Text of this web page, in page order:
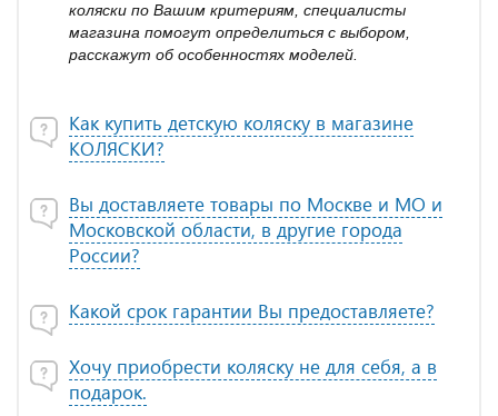
коляски по Вашим критериям, специалисты
магазина помогут определиться с выбором,
расскажут об особенностях моделей.
Как купить детскую коляску в магазине
КОЛЯСКИ?
Вы доставляете товары по Москве и МО и
Московской области, в другие города
России?
Какой срок гарантии Вы предоставляете?
Хочу приобрести коляску не для себя, а в
подарок.